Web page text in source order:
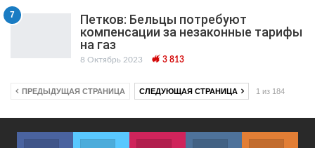
7
Петков: Бельцы потребуют
компенсации за незаконные тарифы
на газ
8 Октябрь 2023 3 813
ПРЕДЫДУЩАЯ СТРАНИЦА СЛЕДУЮЩАЯ СТРАНИЦА 1 из 184